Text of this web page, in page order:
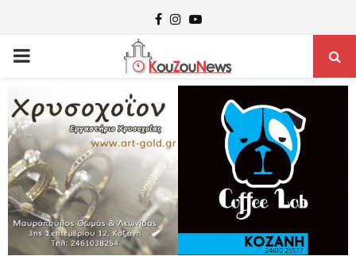
Facebook
Instagram
Youtube
PRIMARY
MENU